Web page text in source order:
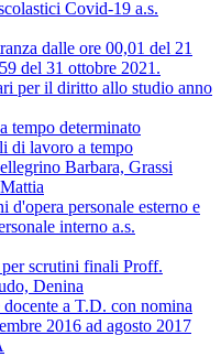
Covid-19 a.s.
dalle ore 00,01 del 21
del 31 ottobre 2021.
per il diritto allo studio anno
tempo determinato
di lavoro a tempo
Barbara, Grassi
d'opera personale esterno e
interno a.s.
scrutini finali Proff.
Denina
a T.D. con nomina
2016 ad agosto 2017